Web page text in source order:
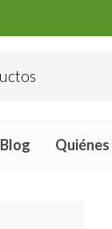
Blog Quiénes